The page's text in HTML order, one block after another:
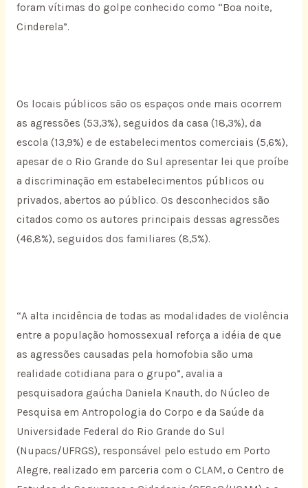
foram vítimas do golpe conhecido como “Boa noite,
Cinderela”.
Os locais públicos são os espaços onde mais ocorrem
as agressões (53,3%), seguidos da casa (18,3%), da
escola (13,9%) e de estabelecimentos comerciais (5,6%),
apesar de o Rio Grande do Sul apresentar lei que proíbe
a discriminação em estabelecimentos públicos ou
privados, abertos ao público. Os desconhecidos são
citados como os autores principais dessas agressões
(46,8%), seguidos dos familiares (8,5%).
“A alta incidência de todas as modalidades de violência
entre a população homossexual reforça a idéia de que
as agressões causadas pela homofobia são uma
realidade cotidiana para o grupo”, avalia a
pesquisadora gaúcha Daniela Knauth, do Núcleo de
Pesquisa em Antropologia do Corpo e da Saúde da
Universidade Federal do Rio Grande do Sul
(Nupacs/UFRGS), responsável pelo estudo em Porto
Alegre, realizado em parceria com o CLAM, o Centro de